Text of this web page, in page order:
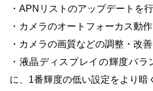
・APNリストのアップデートを
・カメラのオートフォーカス動
・カメラの画質などの調整・改
・液晶ディスプレイの輝度バ
に、1番輝度の低い設定をより暗